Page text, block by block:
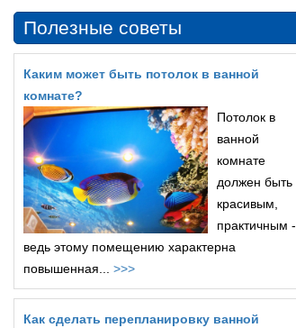
Полезные советы
Каким может быть потолок в ванной
комнате?
Потолок в
ванной
комнате
должен быть
красивым,
практичным -
ведь этому помещению характерна
повышенная... >>>
Как сделать перепланировку ванной